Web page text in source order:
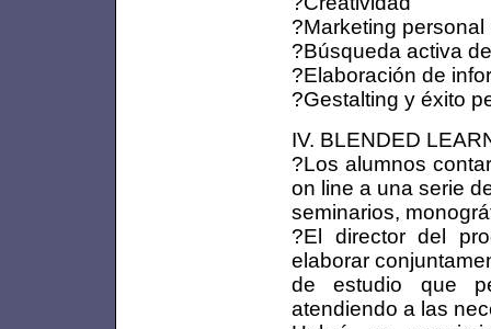
?Marketing personal
?Búsqueda activa
?Elaboración de
?Gestalting y éxito
IV. BLENDED
?Los alumnos
on line a una serie
seminarios,
?El director del
elaborar
de estudio que
atendiendo a las